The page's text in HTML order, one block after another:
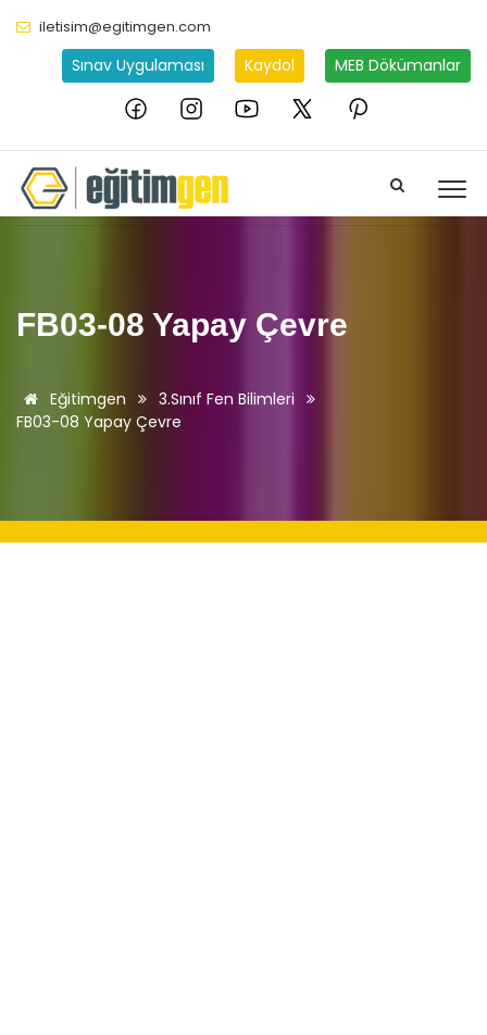
iletisim@egitimgen.com
Sınav Uygulaması Kaydol MEB Dökümanlar
FB03-08 Yapay Çevre
Eğitimgen
3.Sınıf Fen Bilimleri
FB03-08 Yapay Çevre